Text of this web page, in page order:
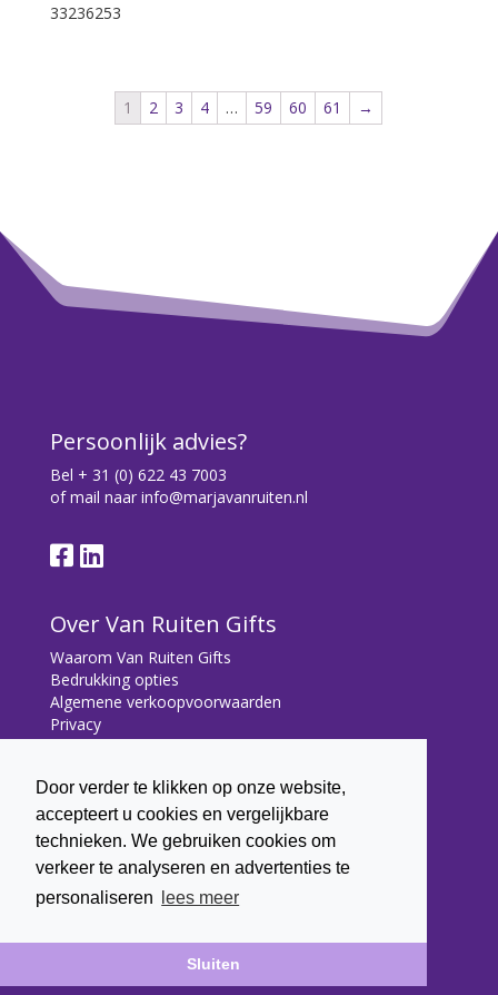
Door verder te klikken op onze website,
accepteert u cookies en vergelijkbare
technieken. We gebruiken cookies om
verkeer te analyseren en advertenties te
personaliseren
lees meer
Sluiten
33236253
1 2 3 4 … 59 60 61 →
Persoonlijk advies?
Bel + 31 (0) 622 43 7003
of mail naar info@marjavanruiten.nl
Over Van Ruiten Gifts
Waarom Van Ruiten Gifts
Bedrukking opties
Algemene verkoopvoorwaarden
Privacy
Contact
Contact
Bryonialaan 5
3233 VA Oostvoorne
+31 (0) 6 22 43 7003
info@marjavanruiten.nl